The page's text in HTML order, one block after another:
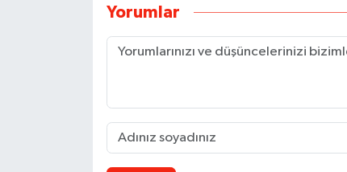
Yorumlar